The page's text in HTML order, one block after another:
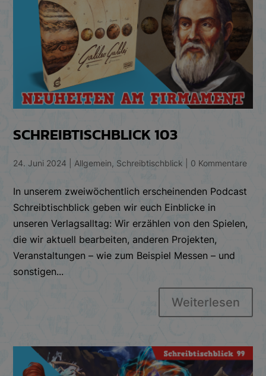
SCHREIBTISCHBLICK 103
24. Juni 2024 Allgemein, Schreibtischblick 0 Kommentare
In unserem zweiwöchentlich erscheinenden Podcast
Schreibtischblick geben wir euch Einblicke in
unseren Verlagsalltag: Wir erzählen von den Spielen,
die wir aktuell bearbeiten, anderen Projekten,
Veranstaltungen – wie zum Beispiel Messen – und
sonstigen...
Weiterlesen